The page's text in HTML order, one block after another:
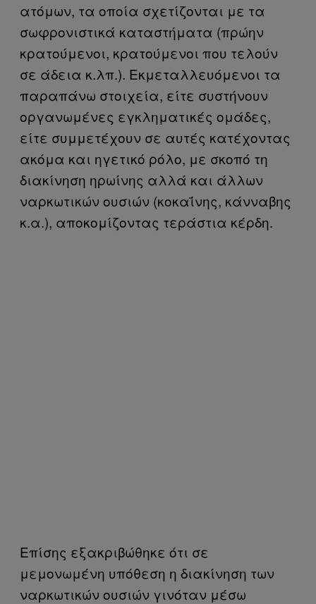
ατόμων, τα οποία σχετίζονται με τα
σωφρονιστικά καταστήματα (πρώην
κρατούμενοι, κρατούμενοι που τελούν
σε άδεια κ.λπ.). Εκμεταλλευόμενοι τα
παραπάνω στοιχεία, είτε συστήνουν
οργανωμένες εγκληματικές ομάδες,
είτε συμμετέχουν σε αυτές κατέχοντας
ακόμα και ηγετικό ρόλο, με σκοπό τη
διακίνηση ηρωίνης αλλά και άλλων
ναρκωτικών ουσιών (κοκαΐνης, κάνναβης
κ.α.), αποκομίζοντας τεράστια κέρδη.
Επίσης εξακριβώθηκε ότι σε
μεμονωμένη υπόθεση η διακίνηση των
ναρκωτικών ουσιών γινόταν μέσω